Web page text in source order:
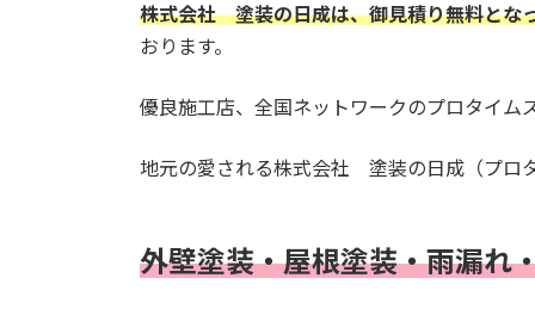
株式会社 塗装の日成は、御見積り無料とな
おります。
優良施工店、全国ネットワークのプロタイム
地元の愛される株式会社 塗装の日成（プロ
外壁塗装・屋根塗装・雨漏れ